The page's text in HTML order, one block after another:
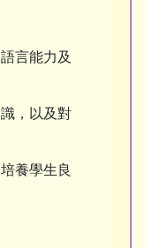
言能力及
，以及對
養學生良